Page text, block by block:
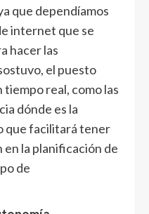
que dependíamos
internet que se
hacer las
el puesto
real, como las
dónde es la
que facilitará tener
la planificación de
de